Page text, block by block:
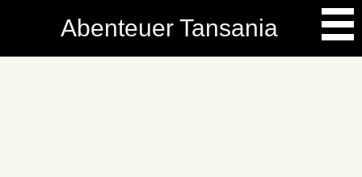
content
Abenteuer Tansania